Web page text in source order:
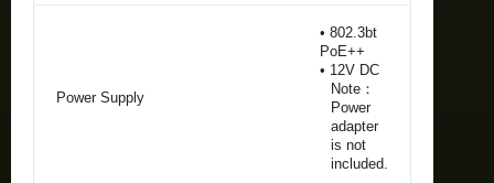
Power Supply
• 802.3bt
PoE++
• 12V DC
Note：
Power
adapter
is not
included.